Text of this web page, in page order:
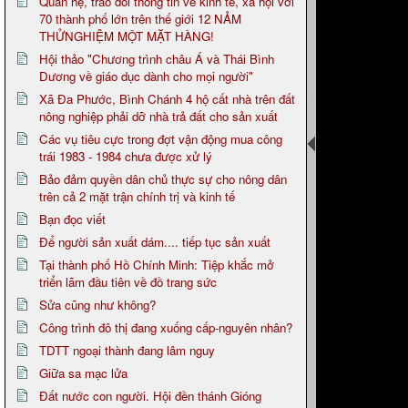
70 thành phố lớn trên thế giới 12 NẢM
THỬNGHIỆM MỘT MẶT HÀNG!
Hội thảo "Chương trình châu Á và Thái Bình
Dương về giáo dục dành cho mọi người"
Xã Đa Phước, Bình Chánh 4 hộ cất nhà trên đất
nông nghiệp phải dỡ nhà trả đất cho sản xuất
Các vụ tiêu cực trong đợt vận động mua công
trái 1983 - 1984 chưa được xử lý
Bảo đảm quyền dân chủ thực sự cho nông dân
trên cả 2 mặt trận chính trị và kinh tế
Bạn đọc viết
Để người sản xuất dám.... tiếp tục sản xuất
Tại thành phố Hồ Chính Minh: Tiệp khắc mở
triển lãm đầu tiên về đồ trang sức
Sửa cũng như không?
Công trình đô thị đang xuống cấp-nguyên nhân?
TDTT ngoại thành đang lâm nguy
Giữa sa mạc lửa
Đất nước con người. Hội đền thánh Gióng